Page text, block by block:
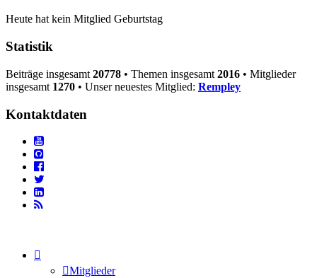
Heute hat kein Mitglied Geburtstag
Statistik
Beiträge insgesamt 20778 • Themen insgesamt 2016 • Mitglieder
insgesamt 1270 • Unser neuestes Mitglied: Rempley
Kontaktdaten
Mitglieder